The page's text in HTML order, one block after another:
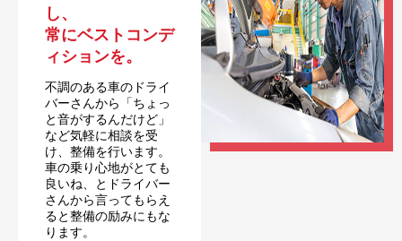
し、
常にベストコンデ
ィションを。
不調のある車のドライ
バーさんから「ちょっ
と音がするんだけど」
など気軽に相談を受
け、整備を行います。
車の乗り心地がとても
良いね、とドライバー
さんから言ってもらえ
ると整備の励みにもな
ります。